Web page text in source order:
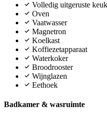
Volledig uitgeruste
Oven
Vaatwasser
Magnetron
Koelkast
Koffiezetapparaat
Waterkoker
Broodrooster
Wijnglazen
Eethoek
Badkamer & wasruimte